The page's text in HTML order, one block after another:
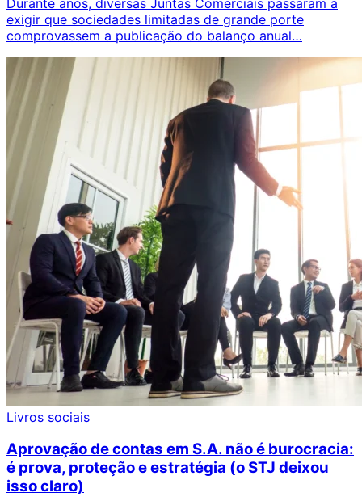
exigir que sociedades limitadas de grande porte
comprovassem a publicação do balanço anual…
Livros sociais
Aprovação de contas em S.A. não é burocracia:
é prova, proteção e estratégia (o STJ deixou
isso claro)